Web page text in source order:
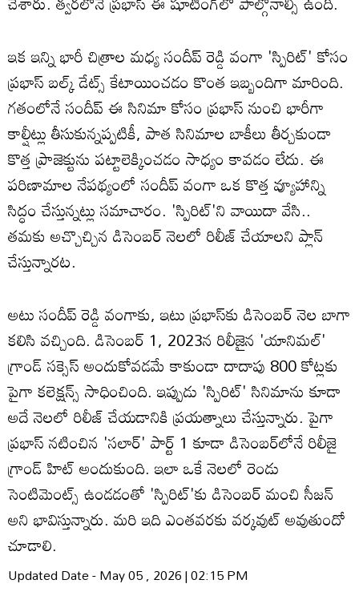
ఇక ఇన్ని భారీ చిత్రాల మధ్య సందీప్ రెడ్డి వంగా 'స్పిరిట్' కోసం
ప్రభాస్ బల్క్ డేట్స్ కేటాయించడం కొంత ఇబ్బందిగా మారింది.
గతంలోనే సందీప్ ఈ సినిమా కోసం ప్రభాస్ నుంచి భారీగా
కాల్షీట్లు తీసుకున్నప్పటికీ, పాత సినిమాల బాకీలు తీర్చకుండా
కొత్త ప్రాజెక్టును పట్టాలెక్కించడం సాధ్యం కావడం లేదు. ఈ
పరిణామాల నేపథ్యంలో సందీప్ వంగా ఒక కొత్త వ్యూహాన్ని
సిద్ధం చేస్తున్నట్లు సమాచారం. 'స్పిరిట్'ని వాయిదా వేసి..
తమకు అచ్చొచ్చిన డిసెంబర్ నెలలో రిలీజ్ చేయాలని ప్లాన్
చేస్తున్నారట.
అటు సందీప్ రెడ్డి వంగాకు, ఇటు ప్రభాస్‌కు డిసెంబర్ నెల బాగా
కలిసి వచ్చింది. డిసెంబర్‌ 1, 2023న రిలీజైన 'యానిమల్‌'
గ్రాండ్‌ సక్సెస్‌ అందుకోవడమే కాకుండా దాదాపు 800 కోట్లకు
పైగా కలెక్షన్స్‌ సాధించింది. ఇప్పుడు 'స్పిరిట్‌' సినిమాను కూడా
అదే నెలలో రిలీజ్‌ చేయడానికి ప్రయత్నాలు చేస్తున్నారు. పైగా
ప్రభాస్‌ నటించిన 'సలార్‌' పార్ట్‌ 1 కూడా డిసెంబర్‌లోనే రిలీజై
గ్రాండ్‌ హిట్‌ అందుకుంది. ఇలా ఒకే నెలలో రెండు
సెంటిమెంట్స్‌ ఉండడంతో 'స్పిరిట్‌'కు డిసెంబర్ మంచి సీజన్‌
అని భావిస్తున్నారు. మరి ఇది ఎంతవరకు వర్కవుట్‌ అవుతుందో
చూడాలి.
Updated Date - May 05 , 2026 | 02:15 PM